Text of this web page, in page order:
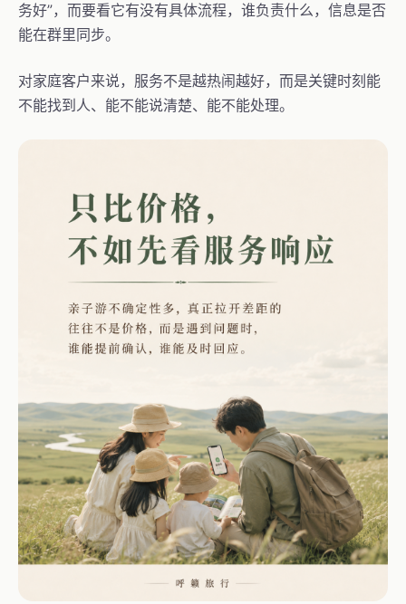
务好”，而要看它有没有具体流程，谁负责什么，信息是否
能在群里同步。
对家庭客户来说，服务不是越热闹越好，而是关键时刻能
不能找到人、能不能说清楚、能不能处理。